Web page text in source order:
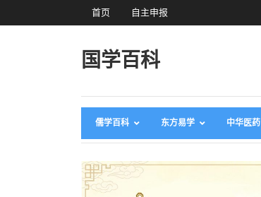
首页 自主申报
国学百科
儒学百科 东方易学 中华医药